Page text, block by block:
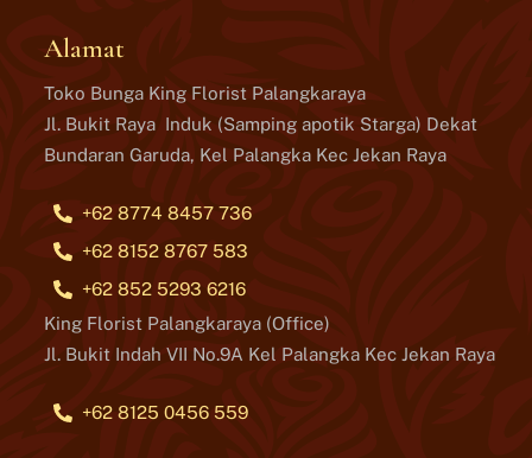
Alamat
Toko Bunga King Florist Palangkaraya
Jl. Bukit Raya Induk (Samping apotik Starga) Dekat
Bundaran Garuda, Kel Palangka Kec Jekan Raya
+62 8774 8457 736
+62 8152 8767 583
+62 852 5293 6216
King Florist Palangkaraya (Office)
Jl. Bukit Indah VII No.9A Kel Palangka Kec Jekan Raya
+62 8125 0456 559